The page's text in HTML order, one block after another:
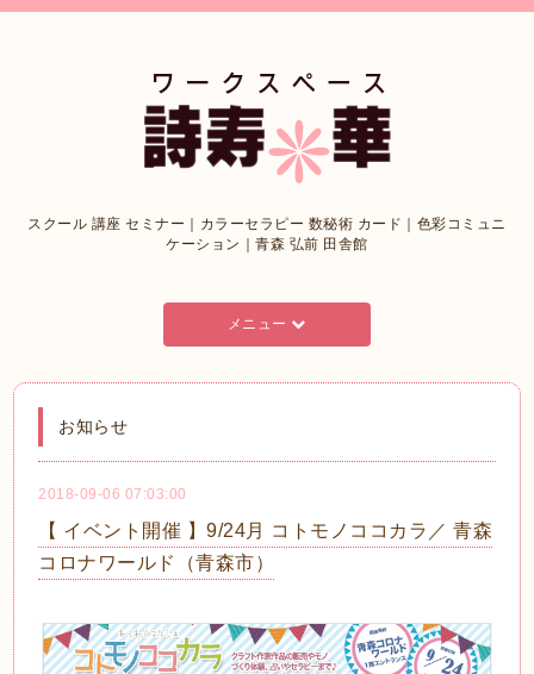
スクール 講座 セミナー｜カラーセラピー 数秘術 カード｜色彩コミュニ
ケーション｜青森 弘前 田舎館
メニュー
お知らせ
2018-09-06 07:03:00
【 イベント開催 】9/24月 コトモノココカラ／ 青森
コロナワールド（青森市）